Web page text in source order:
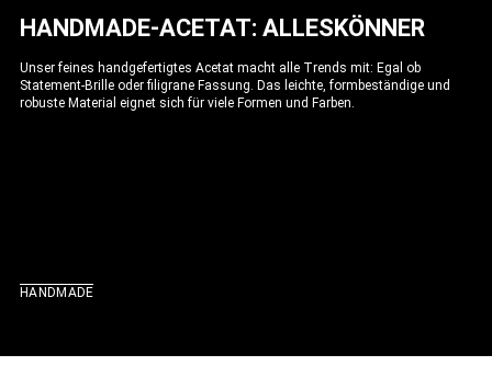
HANDMADE-ACETAT: ALLESKÖNNER
Unser feines handgefertigtes Acetat macht alle Trends mit: Egal ob
Statement-Brille oder filigrane Fassung. Das leichte, formbeständige und
robuste Material eignet sich für viele Formen und Farben.
HANDMADE